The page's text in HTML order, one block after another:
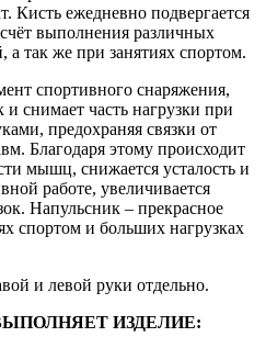
Кисть ежедневно подвергается
выполнения различных
так же при занятиях спортом.
спортивного снаряжения,
снимает часть нагрузки при
предохраняя связки от
Благодаря этому происходит
мышц, снижается усталость и
работе, увеличивается
Напульсник – прекрасное
спортом и больших нагрузках
и левой руки отдельно.
ИЗДЕЛИЕ: